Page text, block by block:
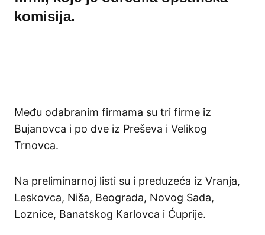
komisija.
Među odabranim firmama su tri firme iz
Bujanovca i po dve iz Preševa i Velikog
Trnovca.
Na preliminarnoj listi su i preduzeća iz Vranja,
Leskovca, Niša, Beograda, Novog Sada,
Loznice, Banatskog Karlovca i Ćuprije.